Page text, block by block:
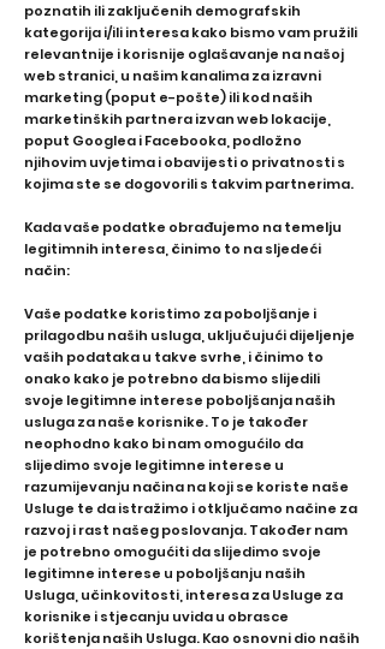
poznatih ili zaključenih demografskih
kategorija i/ili interesa kako bismo vam pružili
relevantnije i korisnije oglašavanje na našoj
web stranici, u našim kanalima za izravni
marketing (poput e-pošte) ili kod naših
marketinških partnera izvan web lokacije,
poput Googlea i Facebooka, podložno
njihovim uvjetima i obavijesti o privatnosti s
kojima ste se dogovorili s takvim partnerima.
Kada vaše podatke obrađujemo na temelju
legitimnih interesa, činimo to na sljedeći
način:
Vaše podatke koristimo za poboljšanje i
prilagodbu naših usluga, uključujući dijeljenje
vaših podataka u takve svrhe, i činimo to
onako kako je potrebno da bismo slijedili
svoje legitimne interese poboljšanja naših
usluga za naše korisnike. To je također
neophodno kako bi nam omogućilo da
slijedimo svoje legitimne interese u
razumijevanju načina na koji se koriste naše
Usluge te da istražimo i otključamo načine za
razvoj i rast našeg poslovanja. Također nam
je potrebno omogućiti da slijedimo svoje
legitimne interese u poboljšanju naših
Usluga, učinkovitosti, interesa za Usluge za
korisnike i stjecanju uvida u obrasce
korištenja naših Usluga. Kao osnovni dio naših